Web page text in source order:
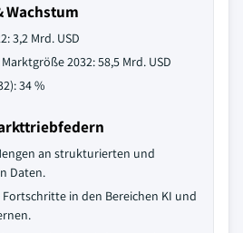
Wachstum
3,2 Mrd. USD
2032: 58,5 Mrd. USD
34 %
an strukturierten und
Daten.
in den Bereichen KI und